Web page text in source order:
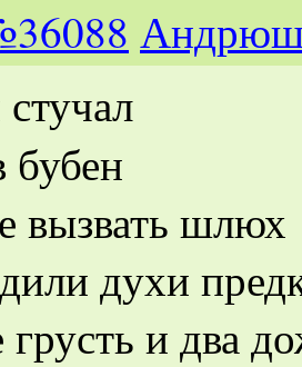
бубен
вызвать шлюх
духи
и два